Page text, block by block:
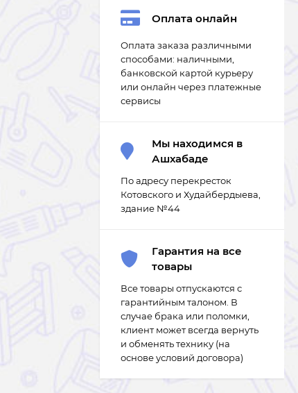
Оплата онлайн
Оплата заказа различными
способами: наличными,
банковской картой курьеру
или онлайн через платежные
сервисы
Мы находимся в
Ашхабаде
По адресу перекресток
Котовского и Худайбердыева,
здание №44
Гарантия на все
товары
Все товары отпускаются с
гарантийным талоном. В
случае брака или поломки,
клиент может всегда вернуть
и обменять технику (на
основе условий договора)